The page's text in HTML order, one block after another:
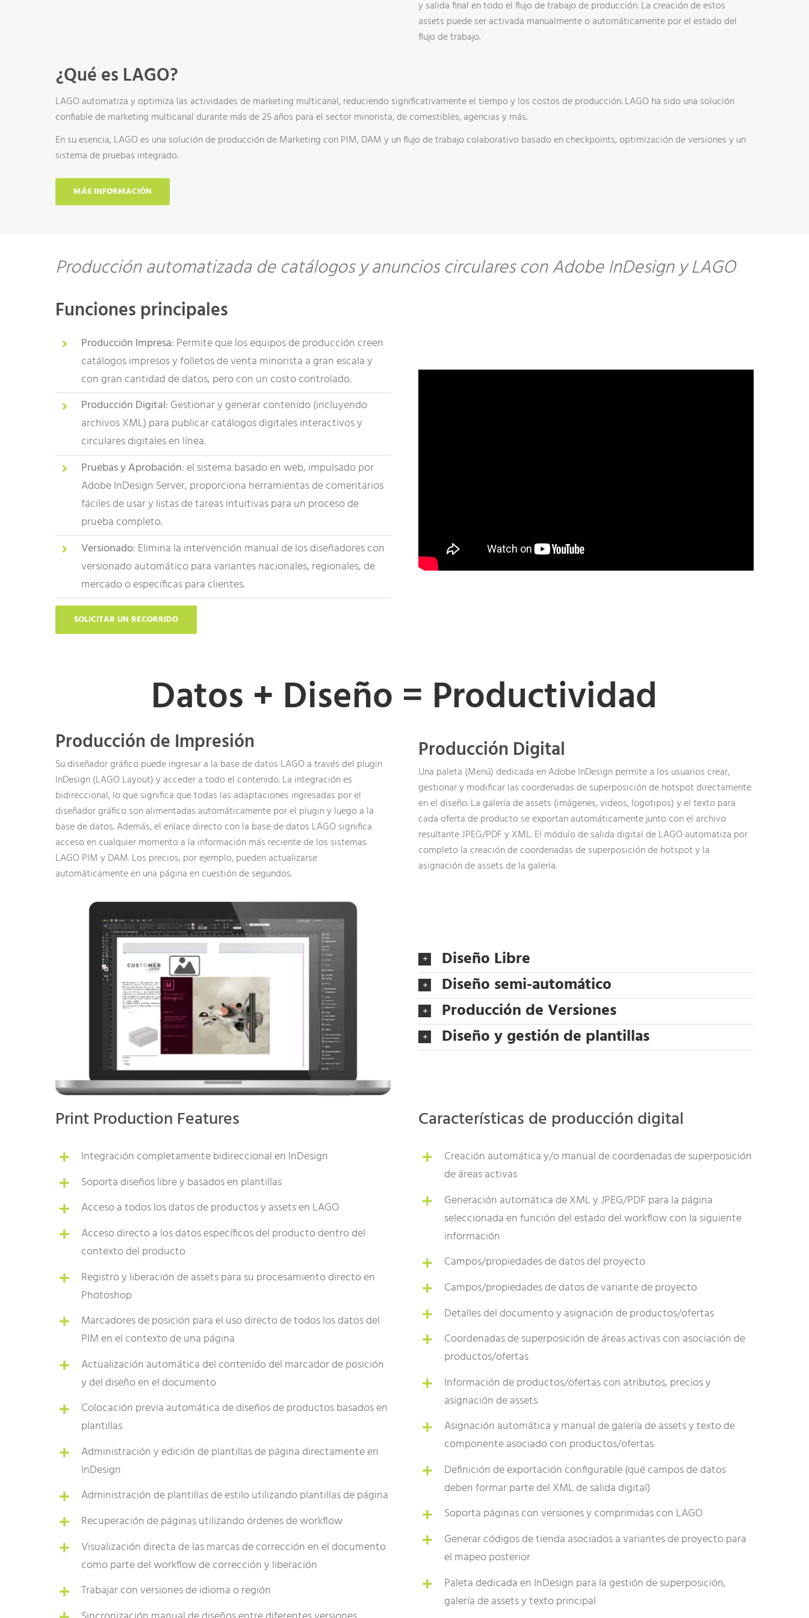
y salida final en todo el flujo de trabajo de producción. La creación de estos
assets puede ser activada manualmente o automáticamente por el estado del
flujo de trabajo.
¿Qué es LAGO?
LAGO automatiza y optimiza las actividades de marketing multicanal, reduciendo significativamente el tiempo y los costos de producción. LAGO ha sido una solución
confiable de marketing multicanal durante más de 25 años para el sector minorista, de comestibles, agencias y más.
En su esencia, LAGO es una solución de producción de Marketing con PIM, DAM y un flujo de trabajo colaborativo basado en checkpoints, optimización de versiones y un
sistema de pruebas integrado.
MÁS INFORMACIÓN
Producción automatizada de catálogos y anuncios circulares con Adobe InDesign y LAGO
Funciones principales
Producción Impresa: Permite que los equipos de producción creen
catálogos impresos y folletos de venta minorista a gran escala y
con gran cantidad de datos, pero con un costo controlado.
Producción Digital: Gestionar y generar contenido (incluyendo
archivos XML) para publicar catálogos digitales interactivos y
circulares digitales en línea.
Pruebas y Aprobación: el sistema basado en web, impulsado por
Adobe InDesign Server, proporciona herramientas de comentarios
fáciles de usar y listas de tareas intuitivas para un proceso de
prueba completo.
Versionado: Elimina la intervención manual de los diseñadores con
versionado automático para variantes nacionales, regionales, de
mercado o específicas para clientes.
SOLICITAR UN RECORRIDO
Datos + Diseño = Productividad
Producción de Impresión
Su diseñador gráfico puede ingresar a la base de datos LAGO a través del plugin
InDesign (LAGO Layout) y acceder a todo el contenido. La integración es
bidireccional, lo que significa que todas las adaptaciones ingresadas por el
diseñador gráfico son alimentadas automáticamente por el plugin y luego a la
base de datos. Además, el enlace directo con la base de datos LAGO significa
acceso en cualquier momento a la información más reciente de los sistemas
LAGO PIM y DAM. Los precios, por ejemplo, pueden actualizarse
automáticamente en una página en cuestión de segundos.
Producción Digital
Una paleta (Menú) dedicada en Adobe InDesign permite a los usuarios crear,
gestionar y modificar las coordenadas de superposición de hotspot directamente
en el diseño. La galería de assets (imágenes, videos, logotipos) y el texto para
cada oferta de producto se exportan automáticamente junto con el archivo
resultante JPEG/PDF y XML. El módulo de salida digital de LAGO automatiza por
completo la creación de coordenadas de superposición de hotspot y la
asignación de assets de la galería.
Diseño Libre
Diseño semi-automático
Producción de Versiones
Diseño y gestión de plantillas
Print Production Features
Integración completamente bidireccional en InDesign
Soporta diseños libre y basados en plantillas
Acceso a todos los datos de productos y assets en LAGO
Acceso directo a los datos específicos del producto dentro del
contexto del producto
Registro y liberación de assets para su procesamiento directo en
Photoshop
Marcadores de posición para el uso directo de todos los datos del
PIM en el contexto de una página
Actualización automática del contenido del marcador de posición
y del diseño en el documento
Colocación previa automática de diseños de productos basados en
plantillas
Administración y edición de plantillas de página directamente en
InDesign
Administración de plantillas de estilo utilizando plantillas de página
Recuperación de páginas utilizando órdenes de workflow
Visualización directa de las marcas de corrección en el documento
como parte del workflow de corrección y liberación
Trabajar con versiones de idioma o región
Características de producción digital
Creación automática y/o manual de coordenadas de superposición
de áreas activas
Generación automática de XML y JPEG/PDF para la página
seleccionada en función del estado del workflow con la siguiente
información
Campos/propiedades de datos del proyecto
Campos/propiedades de datos de variante de proyecto
Detalles del documento y asignación de productos/ofertas
Coordenadas de superposición de áreas activas con asociación de
productos/ofertas
Información de productos/ofertas con atributos, precios y
asignación de assets
Asignación automática y manual de galería de assets y texto de
componente asociado con productos/ofertas
Definición de exportación configurable (qué campos de datos
deben formar parte del XML de salida digital)
Soporta páginas con versiones y comprimidas con LAGO
Generar códigos de tienda asociados a variantes de proyecto para
el mapeo posterior
Paleta dedicada en InDesign para la gestión de superposición,
galería de assets y texto principal